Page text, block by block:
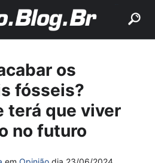
os
fósseis?
terá que viver
no futuro